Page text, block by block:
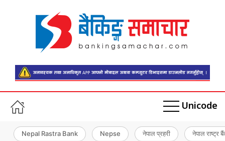
Unicode
Nepal Rastra Bank Nepse नेपाल प्रहरी नेपाल राष्ट्र